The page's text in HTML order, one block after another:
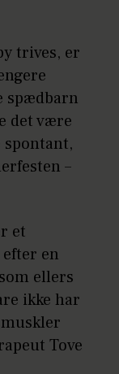
også se
og
på.
i
knib,
i 30
trives, er
spædbarn
det være
–
et
en
ellers
ikke har
Tove